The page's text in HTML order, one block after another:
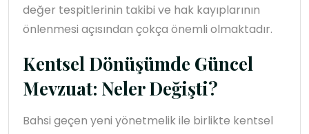
değer tespitlerinin takibi ve hak kayıplarının
önlenmesi açısından çokça önemli olmaktadır.
Kentsel Dönüşümde Güncel
Mevzuat: Neler Değişti?
Bahsi geçen yeni yönetmelik ile birlikte kentsel